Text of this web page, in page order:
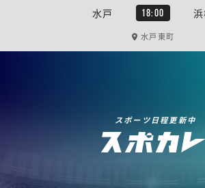
水戸 18:00
水戸東町
スポーツ日程更新中